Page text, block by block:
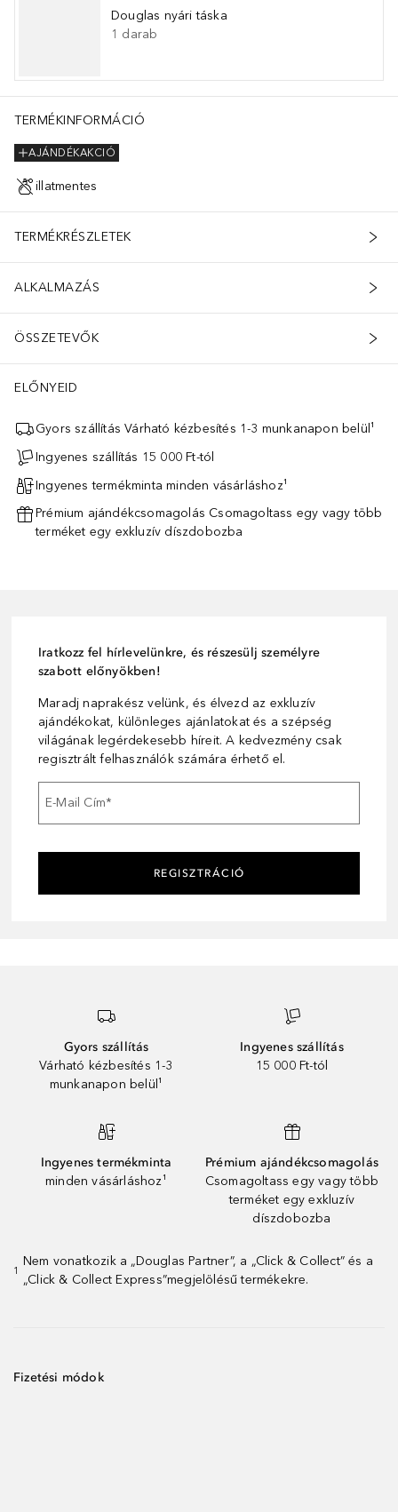
Douglas nyári táska
1 darab
TERMÉKINFORMÁCIÓ
AJÁNDÉKAKCIÓ
illatmentes
TERMÉKRÉSZLETEK
ALKALMAZÁS
ÖSSZETEVŐK
ELŐNYEID
Gyors szállítás Várható kézbesítés 1-3 munkanapon belül¹
Ingyenes szállítás 15 000 Ft-tól
Ingyenes termékminta minden vásárláshoz¹
Prémium ajándékcsomagolás Csomagoltass egy vagy több
terméket egy exkluzív díszdobozba
Iratkozz fel hírlevelünkre, és részesülj személyre
szabott előnyökben!
Maradj naprakész velünk, és élvezd az exkluzív
ajándékokat, különleges ajánlatokat és a szépség
világának legérdekesebb híreit. A kedvezmény csak
regisztrált felhasználók számára érhető el.
E-Mail Cím*
REGISZTRÁCIÓ
Gyors szállítás
Várható kézbesítés 1-3
munkanapon belül¹
Ingyenes szállítás
15 000 Ft-tól
Ingyenes termékminta
minden vásárláshoz¹
Prémium ajándékcsomagolás
Csomagoltass egy vagy több
terméket egy exkluzív
díszdobozba
1
Nem vonatkozik a „Douglas Partner”, a „Click & Collect” és a
„Click & Collect Express”megjelölésű termékekre.
Fizetési módok